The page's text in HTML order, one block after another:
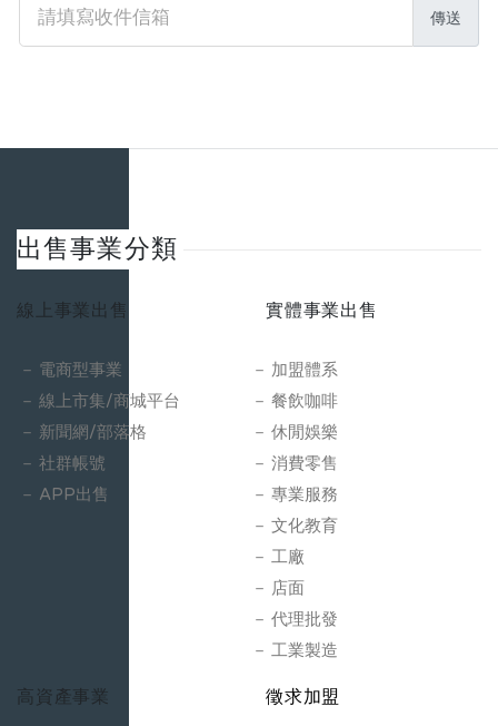
傳送
出售事業分類
線上事業出售
電商型事業
線上市集/商城平台
新聞網/部落格
社群帳號
APP出售
實體事業出售
加盟體系
餐飲咖啡
休閒娛樂
消費零售
專業服務
文化教育
工廠
店面
代理批發
工業製造
高資產事業 徵求加盟